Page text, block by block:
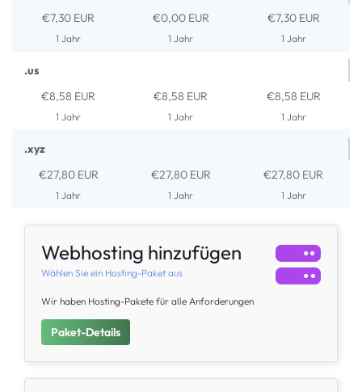
€7,30 EUR
1 Jahr
€0,00 EUR
1 Jahr
€7,30 EUR
1 Jahr
.us
€8,58 EUR
1 Jahr
€8,58 EUR
1 Jahr
€8,58 EUR
1 Jahr
.xyz
€27,80 EUR
1 Jahr
€27,80 EUR
1 Jahr
€27,80 EUR
1 Jahr
Webhosting hinzufügen
Wählen Sie ein Hosting-Paket aus
Wir haben Hosting-Pakete für alle Anforderungen
Paket-Details